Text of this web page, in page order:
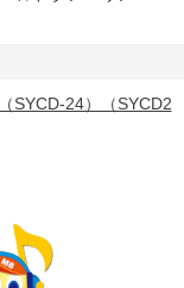
SYCD-24）（SYCD2